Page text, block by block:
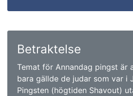
Betraktelse
Temat för Annandag pingst är
bara gällde de judar som var i
Pingsten (högtiden Shavout)